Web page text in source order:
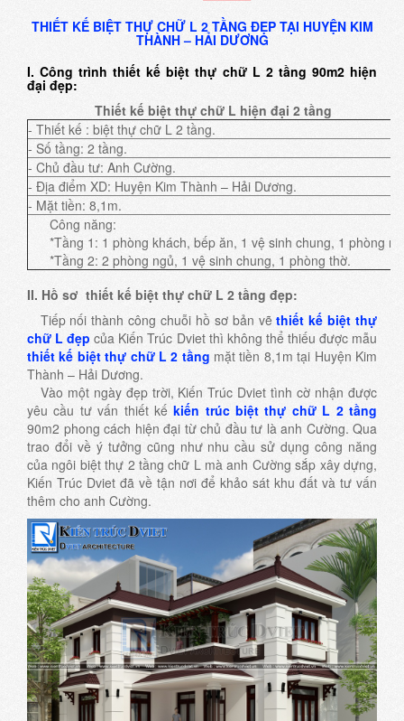
THIẾT KẾ BIỆT THỰ CHỮ L 2 TẦNG ĐẸP TẠI HUYỆN KIM
THÀNH – HẢI DƯƠNG
I. Công trình thiết kế biệt thự chữ L 2 tầng 90m2 hiện
đại đẹp:
Thiết kế biệt thự chữ L hiện đại 2 tầng
- Thiết kế : biệt thự chữ L 2 tầng.
- Số tầng: 2 tầng.
- Chủ đầu tư: Anh Cường.
- Địa điểm XD: Huyện Kim Thành – Hải Dương.
- Mặt tiền: 8,1m.
Công năng:
*Tầng 1: 1 phòng khách, bếp ăn, 1 vệ sinh chung, 1 phòng
*Tầng 2: 2 phòng ngủ, 1 vệ sinh chung, 1 phòng thờ.
II. Hồ sơ thiết kế biệt thự chữ L 2 tầng đẹp:
Tiếp nối thành công chuỗi hồ sơ bản vẽthiết kế biệt thự
chữ L đẹp của Kiến Trúc Dviet thì không thể thiếu được mẫu
thiết kế biệt thự chữ L 2 tầng mặt tiền 8,1m tại Huyện Kim
Thành – Hải Dương.
Vào một ngày đẹp trời, Kiến Trúc Dviet tình cờ nhận được
yêu cầu tư vấn thiết kếkiến trúc biệt thự chữ L 2 tầng
90m2 phong cách hiện đại từ chủ đầu tư là anh Cường. Qua
trao đổi về ý tưởng cũng như nhu cầu sử dụng công năng
của ngôi biệt thự 2 tầng chữ L mà anh Cường sắp xây dựng,
Kiến Trúc Dviet đã về tận nơi để khảo sát khu đất và tư vấn
thêm cho anh Cường.